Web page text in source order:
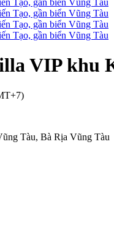
VIP khu
Tàu, Bà Rịa Vũng Tàu